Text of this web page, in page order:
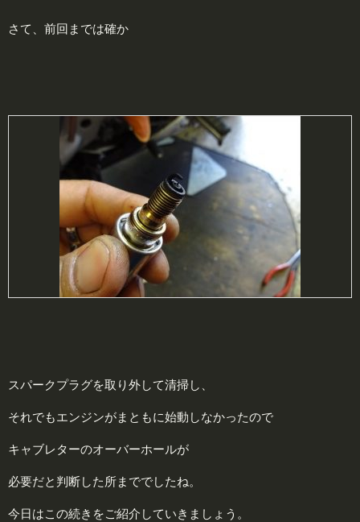
さて、前回までは確か
スパークプラグを取り外して清掃し、
それでもエンジンがまともに始動しなかったので
キャブレターのオーバーホールが
必要だと判断した所まででしたね。
今日はこの続きをご紹介していきましょう。